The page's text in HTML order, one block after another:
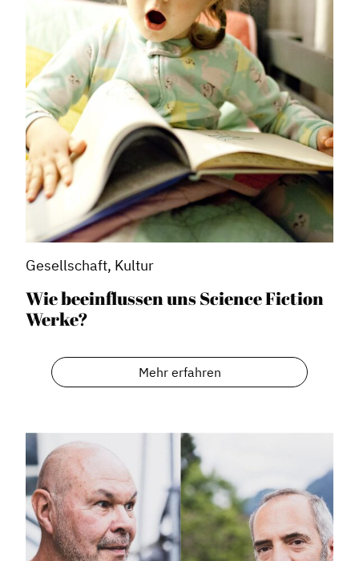
Stadtmarketing
Handlungsräume
Netzwerkmanagement
Stadtraumgestaltung
Projektmanagement
Contentmanagement
Datenmanagement
Serviceleistungen
Kooperationen
Service
Blog
Podcast
News
Informiert bleiben
Mosaik
Expertenwissen
Gesellschaft, Kultur
Wie beeinflussen uns Science Fiction
Werke?
Mehr erfahren